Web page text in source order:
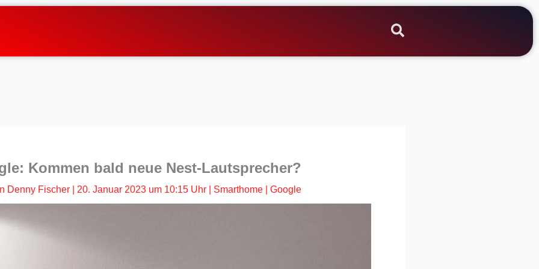
Kommen bald neue Nest-Lautsprecher?
Denny Fischer 20. Januar 2023 um 10:15 Uhr Smarthome Google